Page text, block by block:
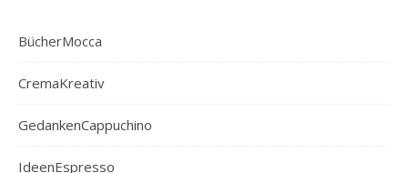
BücherMocca
CremaKreativ
GedankenCappuchino
IdeenEspresso